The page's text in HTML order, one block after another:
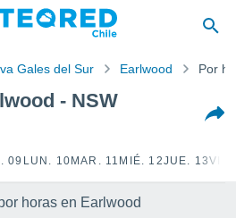
Gales del Sur Earlwood Por
- NSW
09 LUN. 10 MAR. 11 MIÉ. 12JUE. 13VIE.
horas en Earlwood